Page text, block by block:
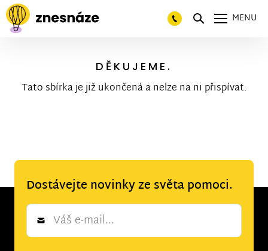
MENU
DĚKUJEME.
Tato sbírka je již ukončená a nelze na ni přispívat.
Dostávejte novinky ze světa pomoci.
Newsletter